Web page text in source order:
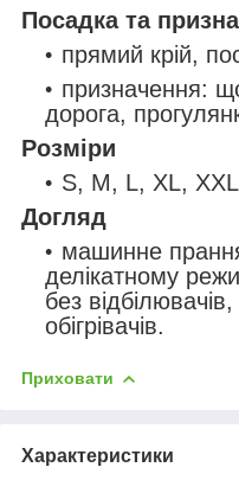
Посадка та
прямий крій,
призначення:
дорога,
Розміри
S, M, L, XL,
Догляд
машинне
делікатному
без
обігрівачів.
Приховати
Характеристики